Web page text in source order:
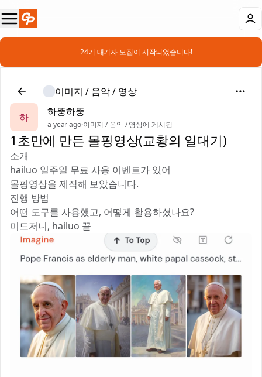
📣 24기 대기자 모집이 시작되었습니다!
이미지 / 음악 / 영상
하
하뚱하뚱
a year ago·이미지 / 음악 / 영상에 게시됨
1초만에 만든 몰핑영상(교황의 일대기)
소개
hailuo 일주일 무료 사용 이벤트가 있어
몰핑영상을 제작해 보았습니다.
진행 방법
어떤 도구를 사용했고, 어떻게 활용하셨나요?
미드저니, hailuo 끝